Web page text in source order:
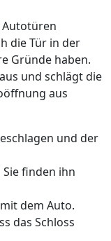
die Tür in der
Gründe haben.
und schlägt die
aus
und der
finden ihn
dem Auto.
das Schloss